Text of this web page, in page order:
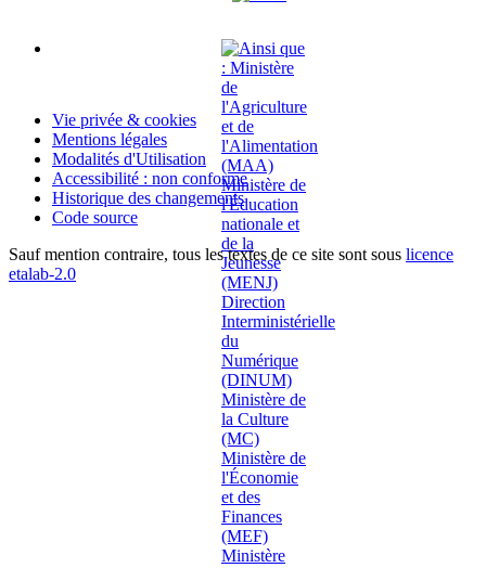
Vie privée & cookies
Mentions légales
Modalités d'Utilisation
Accessibilité : non conforme
Historique des changements
Code source
Sauf mention contraire, tous les textes de ce site sont sous licence
etalab-2.0